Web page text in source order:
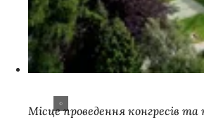
Місце проведення конгресів